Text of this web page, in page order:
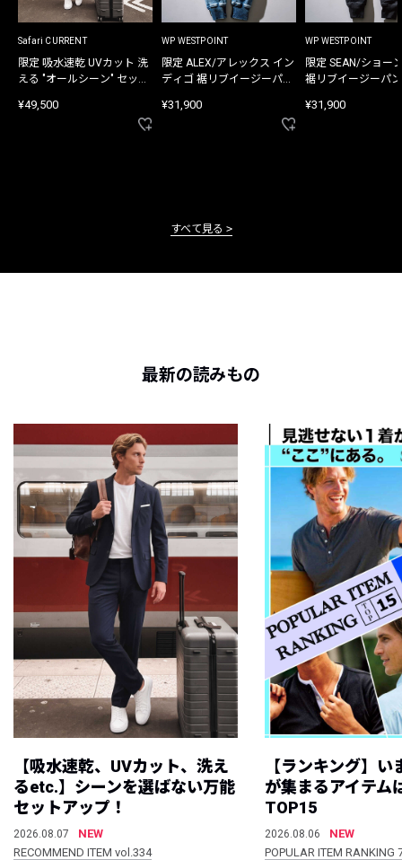
Safari CURRENT
限定 吸水速乾 UVカット 洗
える "オールシーン" セット
¥49,500
WP WESTPOINT
限定 ALEX/アレックス イン
ディゴ 裾リブイージーパン
¥31,900
WP WESTPOINT
限定 SEAN/ショー
裾リブイージーパ
¥31,900
すべて見る
最新の読みもの
【吸水速乾、UVカット、洗え
るetc.】シーンを選ばない万能
セットアップ！
2026.08.07
NEW
RECOMMEND ITEM vol.334
【ランキング】
が集まるアイテム
TOP15
2026.08.06
NEW
POPULAR ITEM